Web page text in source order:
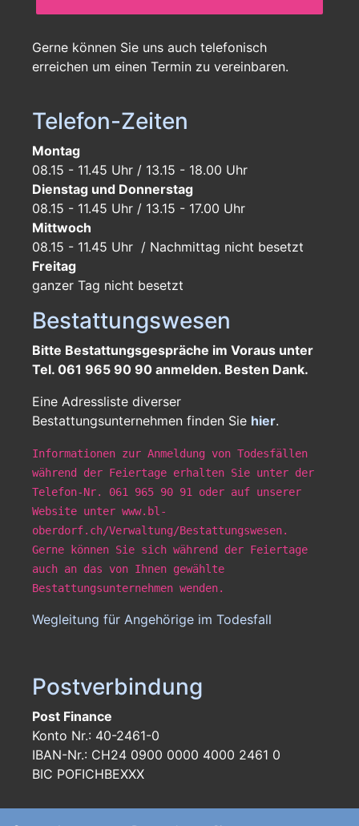
Gerne können Sie uns auch telefonisch
erreichen um einen Termin zu vereinbaren.
Telefon-Zeiten
Montag
08.15 - 11.45 Uhr / 13.15 - 18.00 Uhr
Dienstag und Donnerstag
08.15 - 11.45 Uhr / 13.15 - 17.00 Uhr
Mittwoch
08.15 - 11.45 Uhr / Nachmittag nicht besetzt
Freitag
ganzer Tag nicht besetzt
Bestattungswesen
Bitte Bestattungsgespräche im Voraus unter
Tel. 061 965 90 90 anmelden. Besten Dank.
Eine Adressliste diverser
Bestattungsunternehmen finden Sie hier.
Informationen zur Anmeldung von Todesfällen
während der Feiertage erhalten Sie unter der
Telefon-Nr. 061 965 90 91 oder auf unserer
Website unter www.bl-
oberdorf.ch/Verwaltung/Bestattungswesen.
Gerne können Sie sich während der Feiertage
auch an das von Ihnen gewählte
Bestattungsunternehmen wenden.
Wegleitung für Angehörige im Todesfall
Postverbindung
Post Finance
Konto Nr.: 40-2461-0
IBAN-Nr.: CH24 0900 0000 4000 2461 0
BIC POFICHBEXXX